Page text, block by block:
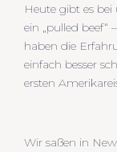
Heute gibt es
ein „pulled beef“
haben die
einfach besser
ersten
Wir saßen in